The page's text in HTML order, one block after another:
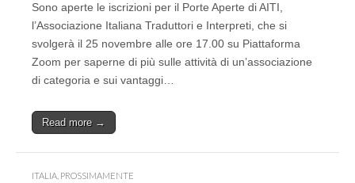
Sono aperte le iscrizioni per il Porte Aperte di AITI,
l’Associazione Italiana Traduttori e Interpreti, che si
svolgerà il 25 novembre alle ore 17.00 su Piattaforma
Zoom per saperne di più sulle attività di un’associazione
di categoria e sui vantaggi…
Read more →
ITALIA PROSSIMAMENTE